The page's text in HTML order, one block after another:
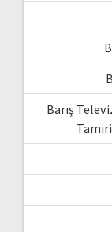
Barış